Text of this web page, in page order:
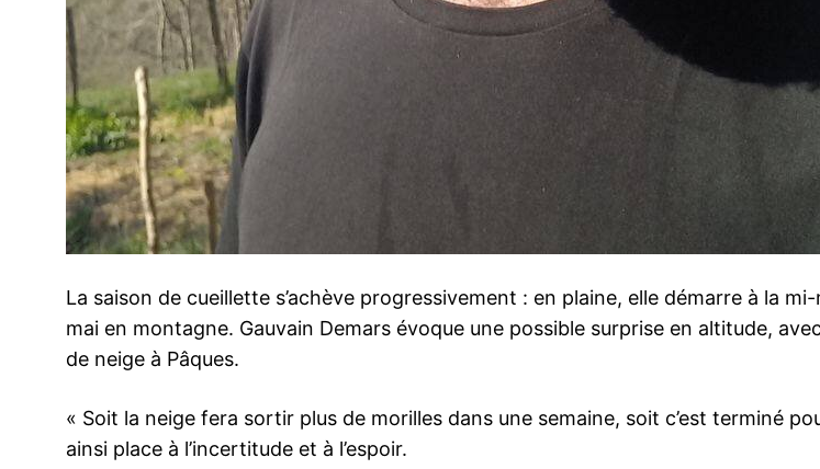
La saison de cueillette s’achève progressivement : en plaine, elle démarre à la
mai en montagne. Gauvain Demars évoque une possible surprise en altitude,
de neige à Pâques.
« Soit la neige fera sortir plus de morilles dans une semaine, soit c’est terminé
ainsi place à l’incertitude et à l’espoir.